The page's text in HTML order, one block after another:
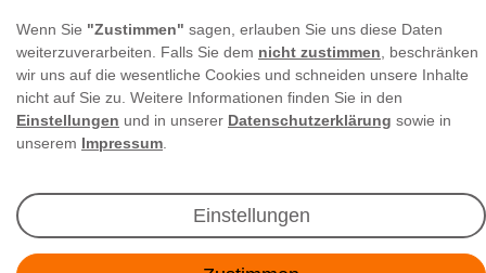
Wenn Sie "Zustimmen" sagen, erlauben Sie uns diese Daten
weiterzuverarbeiten. Falls Sie dem nicht zustimmen , beschränken
wir uns auf die wesentliche Cookies und schneiden unsere Inhalte
nicht auf Sie zu. Weitere Informationen finden Sie in den
Einstellungen und in unserer Datenschutzerklärung sowie in
unserem Impressum
Einstellungen
Angebote & Rabatte per E-Mail erhalten - Geld
sparen war noch nie so einfach!
E-MAIL **
Abonnieren